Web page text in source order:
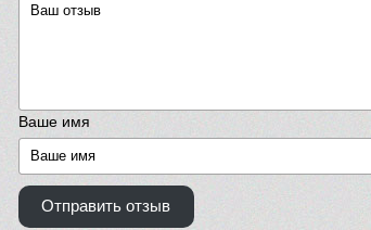
Ваше имя
Отправить отзыв